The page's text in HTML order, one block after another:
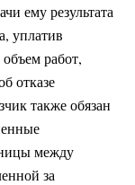
ему результата
уплатив
работ,
отказе
также обязан
между
за